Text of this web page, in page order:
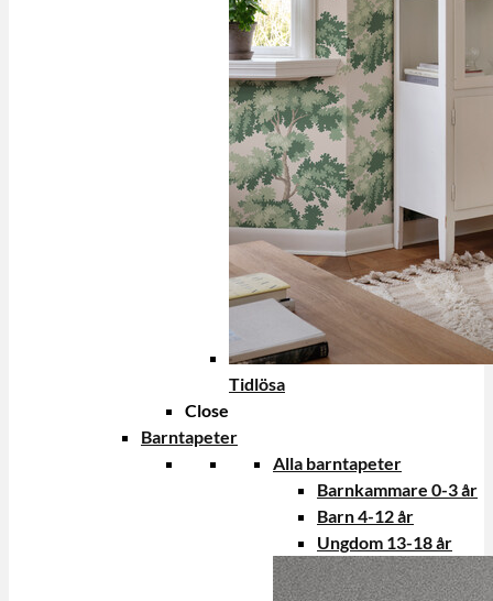
Tidlösa
Close
Barntapeter
Alla barntapeter
Barnkammare 0-3 år
Barn 4-12 år
Ungdom 13-18 år